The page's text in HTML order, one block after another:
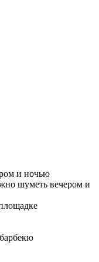
и ночью
шуметь вечером и